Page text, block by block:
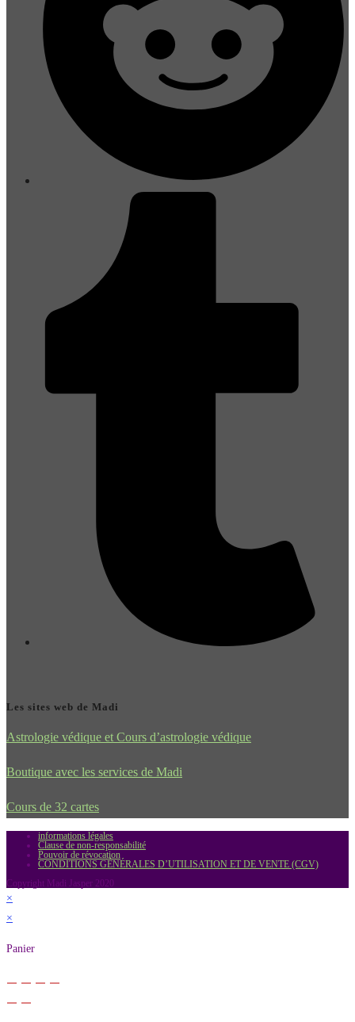
Les sites web de Madi
Astrologie védique et Cours d’astrologie védique
Boutique avec les services de Madi
Cours de 32 cartes
informations légales
Clause de non-responsabilité
Pouvoir de révocation
CONDITIONS GÉNÉRALES D’UTILISATION ET DE VENTE (CGV)
Copyright Madi Jasper 2020
×
×
Panier